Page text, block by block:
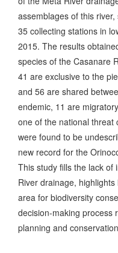
assemblages of this
35 collecting stations in
2015. The results
species of the Casanare
41 are exclusive to the
and 56 are shared
endemic, 11 are
one of the national threat
were found to be
new record for the
This study fills the lack of
River drainage,
area for biodiversity
decision-making process
planning and